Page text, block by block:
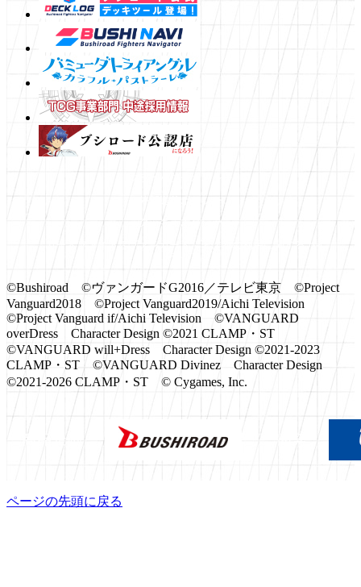
外部送信ポリシー
クッキーポリシー
「カードファイト!! ヴァンガード」著作物の利用に関するガイ
©Bushiroad ©ヴァンガードG2016／テレビ東京 ©Project
Vanguard2018 ©Project Vanguard2019/Aichi Television
©Project Vanguard if/Aichi Television ©VANGUARD
overDress Character Design ©2021 CLAMP・ST
©VANGUARD will+Dress Character Design ©2021-2023
CLAMP・ST ©VANGUARD Divinez Character Design
©2021-2026 CLAMP・ST © Cygames, Inc.
ページの先頭に戻る